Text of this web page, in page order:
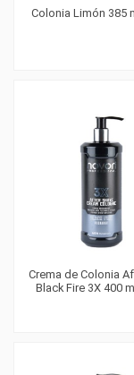
Colonia Limón 385
Crema de Colonia
Black Fire 3X 400